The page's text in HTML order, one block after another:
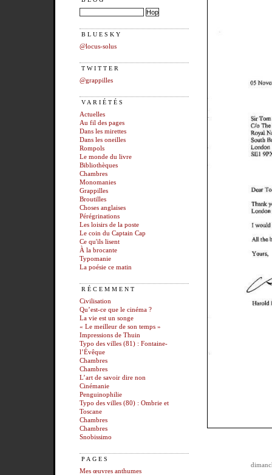
BLUESKY
@locus-solus
TWITTER
@grappilles
VARIÉTÉS
Actuelles
Au fil des pages
Dans les mirettes
Dans les oneilles
Rompols
Le monde du livre
Bibliothèques
Chambres
Monomanies
Grappilles
Broutilles
Choses anglaises
Pérégrinations
Les loisirs de la poste
Le coin du Captain Cap
Ce qu'ils lisent
À la brocante
Typomanie
La poésie ce matin
RÉCEMMENT
Civilisation
Qu’est-ce que le cinéma ?
La vie est un songe
« Le meilleur de son temps »
Impressions de Thuin
Typo des villes (81) : Fontaine-
l’Évêque
Chambres
Chambres
L’art de savoir dire non
Cinémanie
Penguinophilie
Typo des villes (80) : Ombrie et
Toscane
Chambres
Chambres
Snobissimo
PAGES
Mes œuvres anthumes